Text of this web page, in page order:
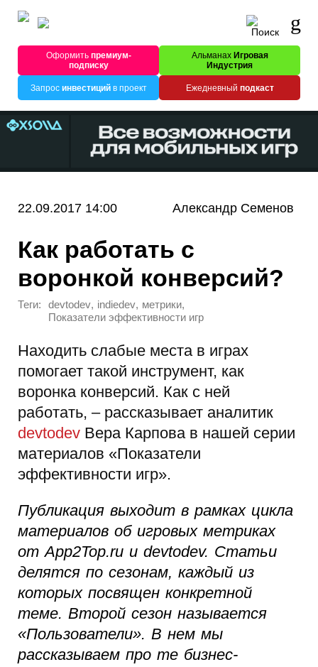
Оформитьпремиум-
подписку
Альманах Игровая
Индустрия
Запрос инвестицийв проект Ежедневный подкаст
22.09.2017 14:00 Александр Семенов
Как работать с
воронкой конверсий?
Теги: devtodev, indiedev, метрики,
Показатели эффективности игр
Находить слабые места в играх
помогает такой инструмент, как
воронка конверсий. Как с ней
работать, – рассказывает аналитик
devtodev Вера Карпова в нашей серии
материалов «Показатели
эффективности игр».
Публикация выходит в рамках цикла
материалов об игровых метриках
от App2Top.ru и devtodev. Статьи
делятся по сезонам, каждый из
которых посвящен конкретной
теме. Второй сезон называется
«Пользователи». В нем мы
рассказываем про те бизнес-